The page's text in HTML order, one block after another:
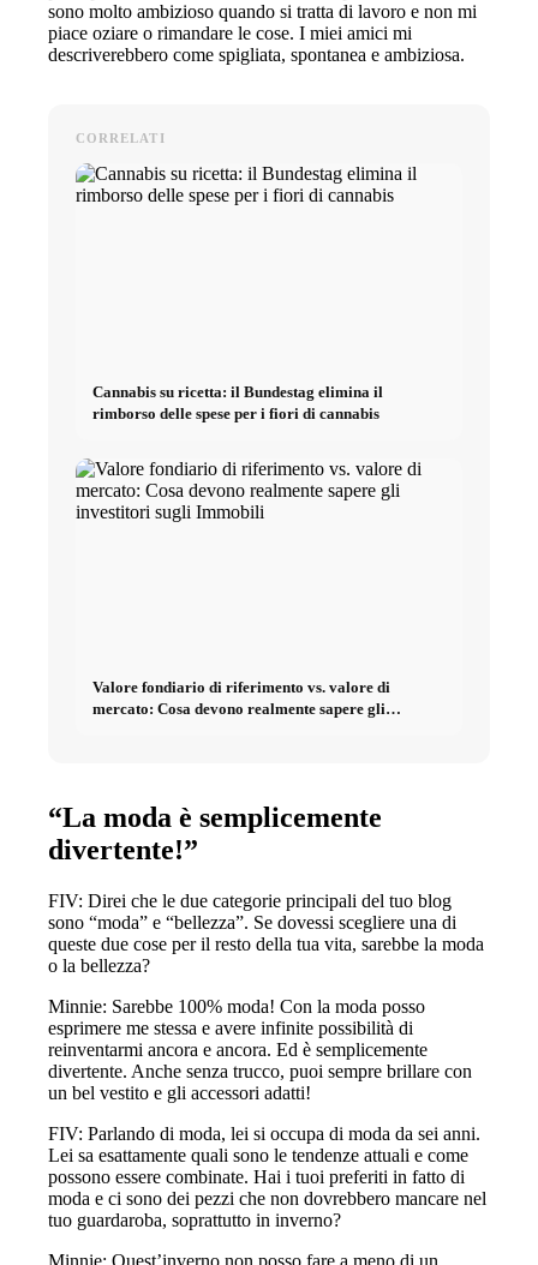
sono molto ambizioso quando si tratta di lavoro e non mi
piace oziare o rimandare le cose. I miei amici mi
descriverebbero come spigliata, spontanea e ambiziosa.
CORRELATI
Cannabis su ricetta: il Bundestag elimina il
rimborso delle spese per i fiori di cannabis
Valore fondiario di riferimento vs. valore di
mercato: Cosa devono realmente sapere gli
“La moda è semplicemente
divertente!”
FIV: Direi che le due categorie principali del tuo blog
sono “moda” e “bellezza”. Se dovessi scegliere una di
queste due cose per il resto della tua vita, sarebbe la moda
o la bellezza?
Minnie: Sarebbe 100% moda! Con la moda posso
esprimere me stessa e avere infinite possibilità di
reinventarmi ancora e ancora. Ed è semplicemente
divertente. Anche senza trucco, puoi sempre brillare con
un bel vestito e gli accessori adatti!
FIV: Parlando di moda, lei si occupa di moda da sei anni.
Lei sa esattamente quali sono le tendenze attuali e come
possono essere combinate. Hai i tuoi preferiti in fatto di
moda e ci sono dei pezzi che non dovrebbero mancare nel
tuo guardaroba, soprattutto in inverno?
Minnie: Quest’inverno non posso fare a meno di un